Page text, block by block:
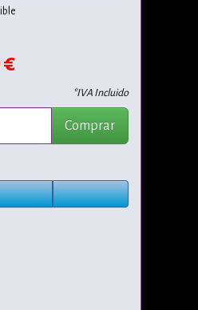
*IVA Incluido
Comprar